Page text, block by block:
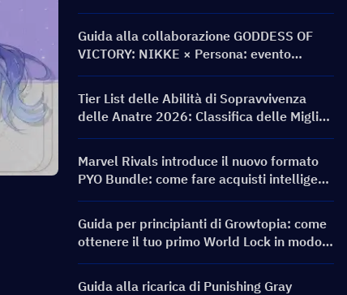
ricompense
Guida alla collaborazione GODDESS OF
VICTORY: NIKKE × Persona: evento
PERSONA ON FRONTLINE, personaggi,
banner e ricompense
Tier List delle Abilità di Sopravvivenza
delle Anatre 2026: Classifica delle Migliori
Abilità e Guida alle Build
Marvel Rivals introduce il nuovo formato
PYO Bundle: come fare acquisti intelligenti
nell'aggiornamento del negozio della
Stagione 9.5
Guida per principianti di Growtopia: come
ottenere il tuo primo World Lock in modo
rapido e sicuro
Guida alla ricarica di Punishing Gray